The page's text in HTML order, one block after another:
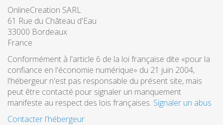
OnlineCreation SARL
61 Rue du Château d'Eau
33000 Bordeaux
France
Conformément à l'article 6 de la loi française dite «pour la
confiance en l'économie numérique» du 21 juin 2004,
l'hébergeur n'est pas responsable du présent site, mais
peut être contacté pour signaler un manquement
manifeste au respect des lois françaises. Signaler un abus
Contacter l'hébergeur